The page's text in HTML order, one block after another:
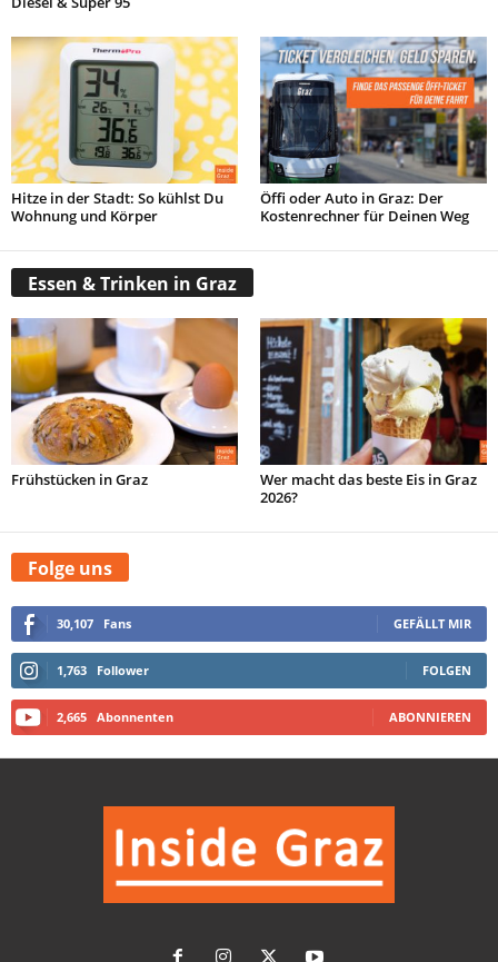
Hitze in der Stadt: So kühlst Du
Wohnung und Körper
Öffi oder Auto in Graz: Der
Kostenrechner für Deinen Weg
Essen & Trinken in Graz
Frühstücken in Graz
Wer macht das beste Eis in Graz
2026?
Folge uns
30,107 Fans GEFÄLLT MIR
1,763 Follower FOLGEN
2,665 Abonnenten ABONNIEREN